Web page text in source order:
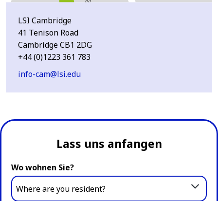
LSI Cambridge
41 Tenison Road
Cambridge CB1 2DG
+44 (0)1223 361 783
info-cam@lsi.edu
Lass uns anfangen
Wo wohnen Sie?
Where are you resident?